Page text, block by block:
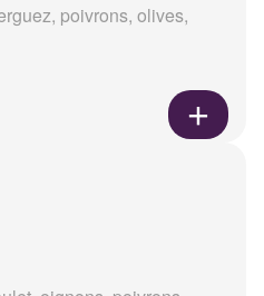
poivrons, olives,